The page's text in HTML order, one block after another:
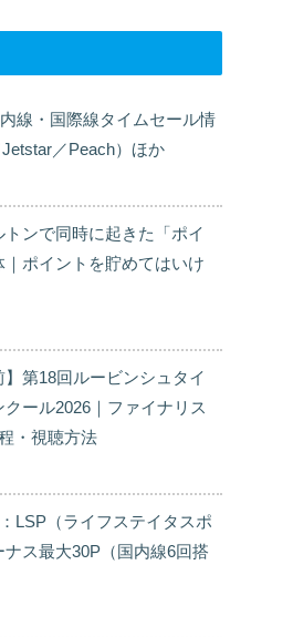
内線・国際線タイムセール情
／Peach）ほか
ンで同時に起きた「ポイ
｜ポイントを貯めてはいけ
】第18回ルービンシュタイ
ール2026｜ファイナリス
・視聴方法
LSP（ライフステイタスポ
ス最大30P（国内線6回搭